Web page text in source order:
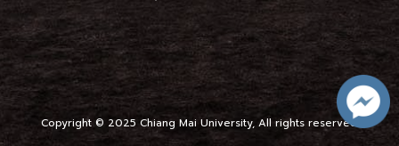
Copyright © 2025 Chiang Mai University, All rights reserved.